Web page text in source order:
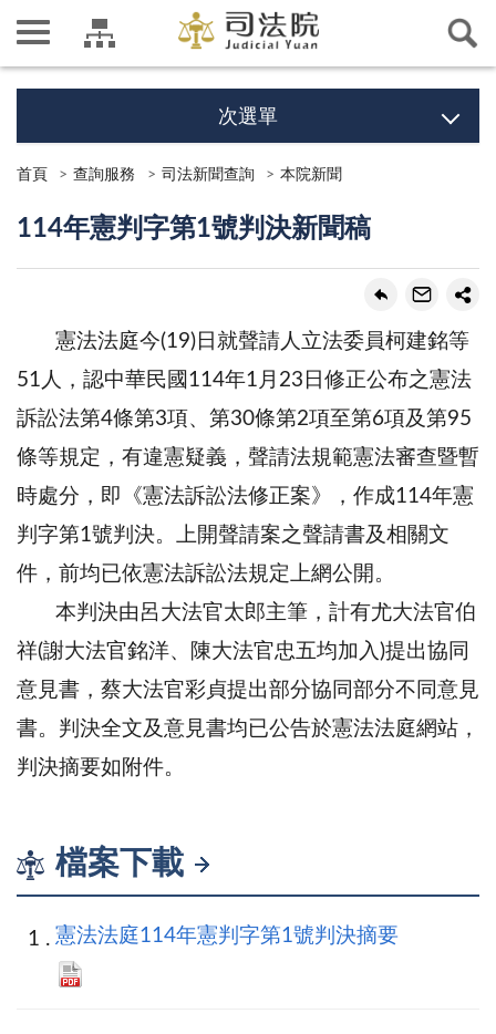
次選單
首頁 查詢服務 司法新聞查詢 本院新聞
114年憲判字第1號判決新聞稿
憲法法庭今(19)日就聲請人立法委員柯建銘等
51人，認中華民國114年1月23日修正公布之憲法
訴訟法第4條第3項、第30條第2項至第6項及第95
條等規定，有違憲疑義，聲請法規範憲法審查暨暫
時處分，即《憲法訴訟法修正案》，作成114年憲
判字第1號判決。上開聲請案之聲請書及相關文
件，前均已依憲法訴訟法規定上網公開。
本判決由呂大法官太郎主筆，計有尤大法官伯
祥(謝大法官銘洋、陳大法官忠五均加入)提出協同
意見書，蔡大法官彩貞提出部分協同部分不同意見
書。判決全文及意見書均已公告於憲法法庭網站，
判決摘要如附件。
檔案下載
憲法法庭114年憲判字第1號判決摘要